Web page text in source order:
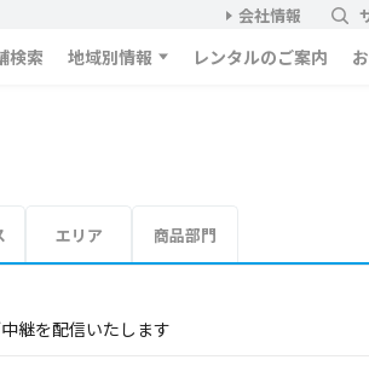
会社情報
検索 地域別情報 レンタルのご案内
エリア 商品部門
継を配信いたします